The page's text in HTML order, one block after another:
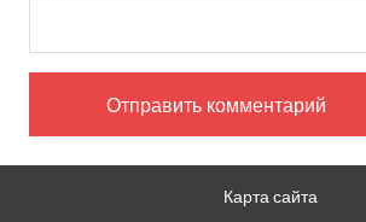
Карта сайта